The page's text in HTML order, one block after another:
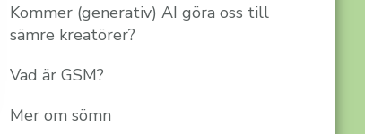
Kommer (generativ) AI göra oss till
sämre kreatörer?
Vad är GSM?
Mer om sömn